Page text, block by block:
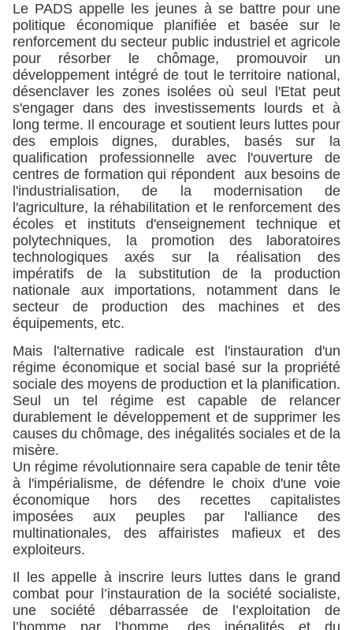
Le PADS appelle les jeunes à se battre pour une
politique économique planifiée et basée sur le
renforcement du secteur public industriel et agricole
pour résorber le chômage, promouvoir un
développement intégré de tout le territoire national,
désenclaver les zones isolées où seul l'Etat peut
s'engager dans des investissements lourds et à
long terme. Il encourage et soutient leurs luttes pour
des emplois dignes, durables, basés sur la
qualification professionnelle avec l'ouverture de
centres de formation qui répondent aux besoins de
l'industrialisation, de la modernisation de
l'agriculture, la réhabilitation et le renforcement des
écoles et instituts d'enseignement technique et
polytechniques, la promotion des laboratoires
technologiques axés sur la réalisation des
impératifs de la substitution de la production
nationale aux importations, notamment dans le
secteur de production des machines et des
équipements, etc.
Mais l'alternative radicale est l'instauration d'un
régime économique et social basé sur la propriété
sociale des moyens de production et la planification.
Seul un tel régime est capable de relancer
durablement le développement et de supprimer les
causes du chômage, des inégalités sociales et de la
misère.
Un régime révolutionnaire sera capable de tenir tête
à l'impérialisme, de défendre le choix d'une voie
économique hors des recettes capitalistes
imposées aux peuples par l'alliance des
multinationales, des affairistes mafieux et des
exploiteurs.
Il les appelle à inscrire leurs luttes dans le grand
combat pour l’instauration de la société socialiste,
une société débarrassée de l’exploitation de
l’homme par l’homme, des inégalités et du